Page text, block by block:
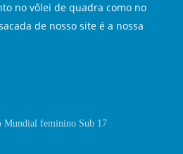
no vôlei de quadra como no
de nosso site é a nossa
Mundial feminino Sub 17